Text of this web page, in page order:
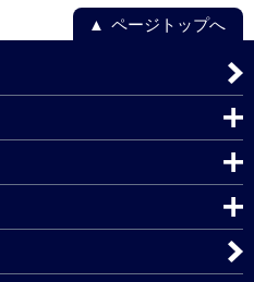
ページトップへ